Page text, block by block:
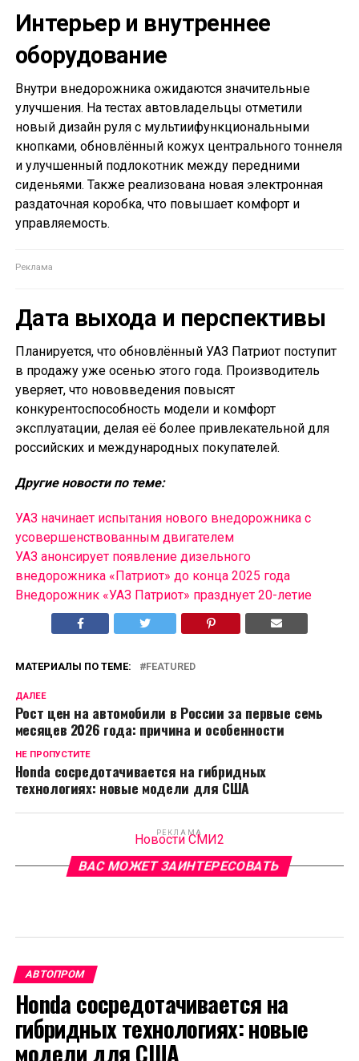
Интерьер и внутреннее
оборудование
Внутри внедорожника ожидаются значительные
улучшения. На тестах автовладельцы отметили
новый дизайн руля с мультиифункциональными
кнопками, обновлённый кожух центрального тоннеля
и улучшенный подлокотник между передними
сиденьями. Также реализована новая электронная
раздаточная коробка, что повышает комфорт и
управляемость.
Дата выхода и перспективы
Планируется, что обновлённый УАЗ Патриот поступит
в продажу уже осенью этого года. Производитель
уверяет, что нововведения повысят
конкурентоспособность модели и комфорт
эксплуатации, делая её более привлекательной для
российских и международных покупателей.
Другие новости по теме:
УАЗ начинает испытания нового внедорожника с
усовершенствованным двигателем
УАЗ анонсирует появление дизельного
внедорожника «Патриот» до конца 2025 года
Внедорожник «УАЗ Патриот» празднует 20-летие
МАТЕРИАЛЫ ПО ТЕМЕ: FEATURED
ДАЛЕЕ
Рост цен на автомобили в России за первые семь
месяцев 2026 года: причина и особенности
НЕ ПРОПУСТИТЕ
Honda сосредотачивается на гибридных
технологиях: новые модели для США
РЕКЛАМА
Новости СМИ2
ВАС МОЖЕТ ЗАИНТЕРЕСОВАТЬ
АВТОПРОМ
Honda сосредотачивается на
гибридных технологиях: новые
модели для США